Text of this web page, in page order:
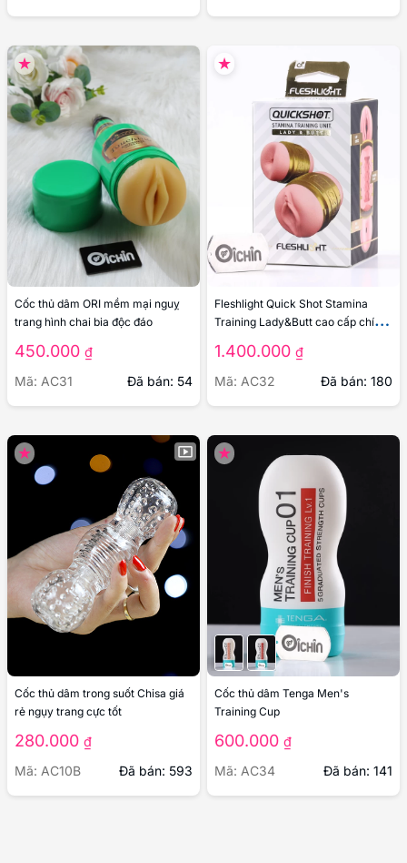
Cốc thủ dâm ORI mềm mại nguỵ
trang hình chai bia độc đáo
450.000 ₫
Mã: AC31
Đã bán: 54
Fleshlight Quick Shot Stamina
Training Lady&Butt cao cấp chính
1.400.000 ₫
Mã: AC32
Đã bán: 180
Cốc thủ dâm trong suốt Chisa giá
rẻ ngụy trang cực tốt
280.000 ₫
Mã: AC10B
Đã bán: 593
Cốc thủ dâm Tenga Men's
Training Cup
600.000 ₫
Mã: AC34
Đã bán: 141